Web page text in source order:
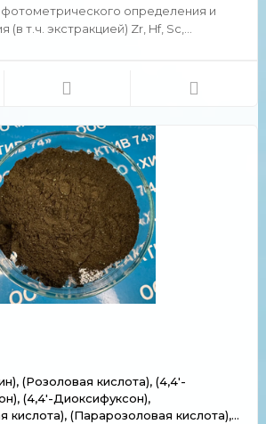
определения и
(в т.ч. экстракцией) Zr, Hf, Sc,
III характеризуются высокой
(Розоловая кислота), (4,4'-
(4,4'-Диоксифуксон),
кислота), (Парарозоловая кислота),